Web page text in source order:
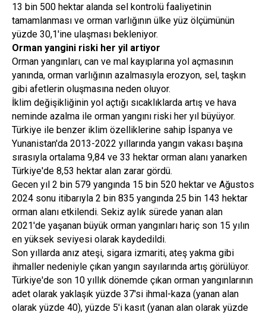
13 bin 500 hektar alanda sel kontrolü faaliyetinin
tamamlanması ve orman varlığının ülke yüz ölçümünün
yüzde 30,1'ine ulaşması bekleniyor.
Orman yangini riski her yil artiyor
Orman yangınları, can ve mal kayıplarına yol açmasının
yanında, orman varlığının azalmasıyla erozyon, sel, taşkın
gibi afetlerin oluşmasına neden oluyor.
İklim değişikliğinin yol açtığı sıcaklıklarda artış ve hava
neminde azalma ile orman yangını riski her yıl büyüyor.
Türkiye ile benzer iklim özelliklerine sahip İspanya ve
Yunanistan'da 2013-2022 yıllarında yangın vakası başına
sırasıyla ortalama 9,84 ve 33 hektar orman alanı yanarken
Türkiye'de 8,53 hektar alan zarar gördü.
Gecen yıl 2 bin 579 yangında 15 bin 520 hektar ve Ağustos
2024 sonu itibarıyla 2 bin 835 yangında 25 bin 143 hektar
orman alanı etkilendi. Sekiz aylık sürede yanan alan
2021'de yaşanan büyük orman yangınları hariç son 15 yılın
en yüksek seviyesi olarak kaydedildi.
Son yıllarda anız ateşi, sigara izmariti, ateş yakma gibi
ihmaller nedeniyle çıkan yangın sayılarında artış görülüyor.
Türkiye'de son 10 yıllık dönemde çıkan orman yangınlarının
adet olarak yaklaşık yüzde 37'si ihmal-kaza (yanan alan
olarak yüzde 40), yüzde 5'i kasıt (yanan alan olarak yüzde